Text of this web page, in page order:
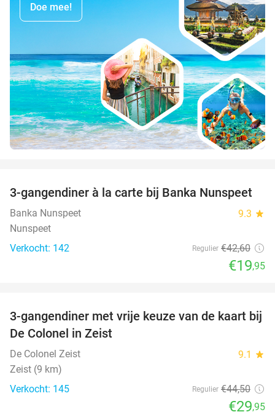
Doe mee!
53%
3-gangendiner à la carte bij Banka Nunspeet
Banka Nunspeet 9.3 star
Nunspeet
Verkocht: 142
Regulier €42,60
€19,95
33%
3-gangendiner met vrije keuze van de kaart bij
De Colonel in Zeist
De Colonel Zeist 9.1 star
Zeist (9 km)
Verkocht: 145
Regulier €44,50
€29,95